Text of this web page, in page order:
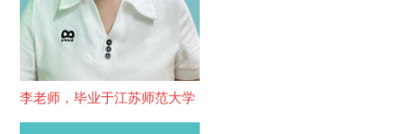
李老师，毕业于江苏师范大学